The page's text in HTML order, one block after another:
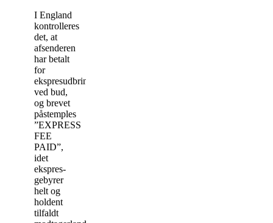
I England
kontrolleres
det, at
afsenderen
har betalt
for
ekspresudbringing
ved bud,
og brevet
påstemples
”EXPRESS
FEE
PAID”,
idet
ekspres-
gebyrer
helt og
holdent
tilfaldt